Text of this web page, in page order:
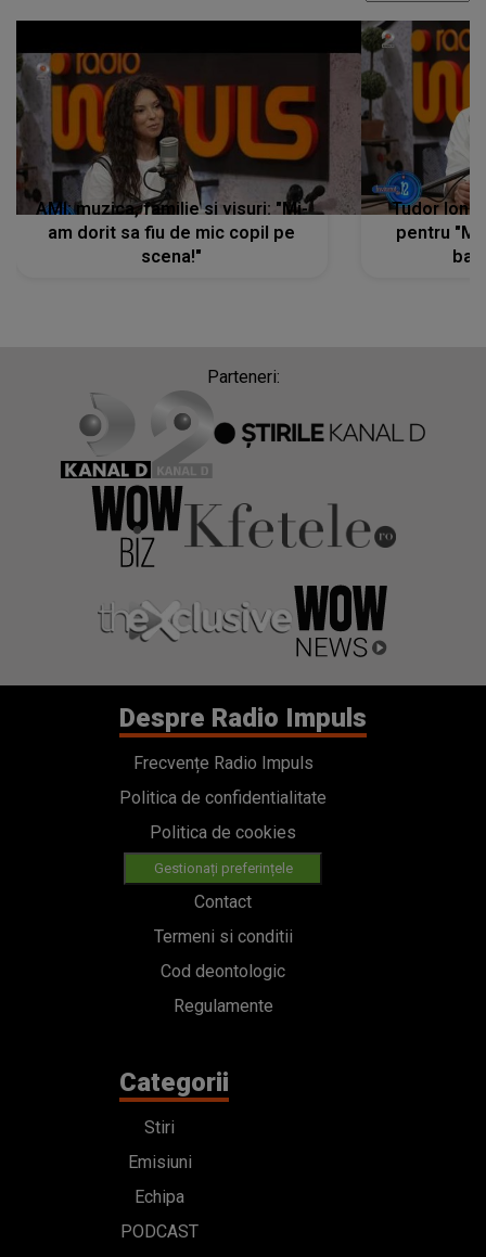
AMI: muzica, familie si visuri: "Mi-
am dorit sa fiu de mic copil pe
scena!"
Tudor
pentru "Mi
Parteneri:
Despre Radio Impuls
Frecvențe Radio Impuls
Politica de confidentialitate
Politica de cookies
Gestionați preferințele
Contact
Termeni si conditii
Cod deontologic
Regulamente
Categorii
Stiri
Emisiuni
Echipa
PODCAST